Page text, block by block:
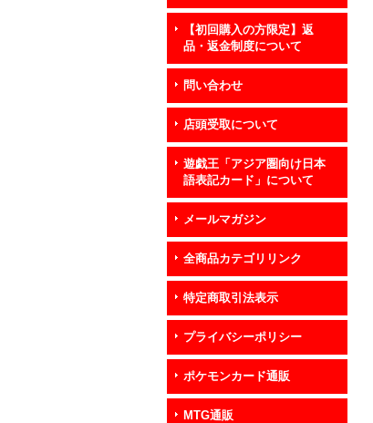
【初回購入の方限定】返
品・返金制度について
問い合わせ
店頭受取について
遊戯王「アジア圏向け日本
語表記カード」について
メールマガジン
全商品カテゴリリンク
特定商取引法表示
プライバシーポリシー
ポケモンカード通販
MTG通販